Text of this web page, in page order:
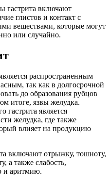
гастрита включают
глистов и контакт с
веществами, которые могут
или случайно.
распространенным
так как в долгосрочной
до образования рубцов
итоге, язвы желудка.
гастрита является
желудка, где также
влияет на продукцию
включают отрыжку, тошноту,
а также слабость,
и аритмию.